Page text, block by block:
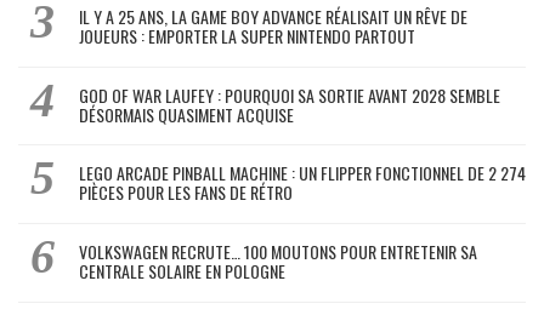
IL Y A 25 ANS, LA GAME BOY ADVANCE RÉALISAIT UN RÊVE DE
JOUEURS : EMPORTER LA SUPER NINTENDO PARTOUT
GOD OF WAR LAUFEY : POURQUOI SA SORTIE AVANT 2028 SEMBLE
DÉSORMAIS QUASIMENT ACQUISE
LEGO ARCADE PINBALL MACHINE : UN FLIPPER FONCTIONNEL DE 2 274
PIÈCES POUR LES FANS DE RÉTRO
VOLKSWAGEN RECRUTE… 100 MOUTONS POUR ENTRETENIR SA
CENTRALE SOLAIRE EN POLOGNE